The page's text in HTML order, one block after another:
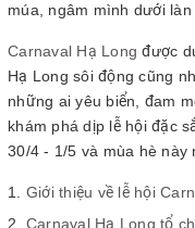
múa, ngâm mình dưới
Carnaval Hạ Long được
Hạ Long sôi động cũng
những ai yêu biển, đam
khám phá dịp lễ hội đặc
30/4 - 1/5 và mùa hè này
Giới thiệu về lễ hội
Carnaval Hạ Long tổ